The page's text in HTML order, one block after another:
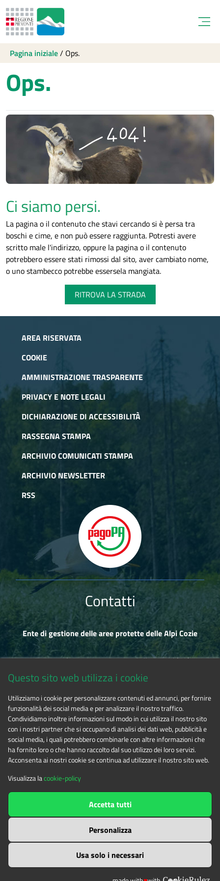
Pagina iniziale/ Ops.
Ops.
Ci siamo persi.
La pagina o il contenuto che stavi cercando si è persa tra
boschi e cime, e non può essere raggiunta. Potresti avere
scritto male l'indirizzo, oppure la pagina o il contenuto
potrebbero essere stati rimossi dal sito, aver cambiato nome,
o uno stambecco potrebbe essersela mangiata.
RITROVA LA STRADA
AREA RISERVATA
COOKIE
AMMINISTRAZIONE TRASPARENTE
PRIVACY E NOTE LEGALI
DICHIARAZIONE DI ACCESSIBILITÀ
RASSEGNA STAMPA
ARCHIVIO COMUNICATI STAMPA
ARCHIVIO NEWSLETTER
RSS
Contatti
Ente di gestione delle aree protette delle Alpi Cozie
Via Fransuà Fontan, 1 - 10050 Salbertrand (TO)
Tel. 0122.854720
E-mailalpicozie@cert.ruparpiemonte.it
The contents of this websitebyEnte di gestione delle aree
protette delle Alpi Cozieis licensed under
Attribution-NonCommercial-NoDerivatives 4.0 International
Questo sito web utilizza i cookie
Utilizziamo i cookie per personalizzare contenuti ed annunci, per fornire
funzionalità dei social media e per analizzare il nostro traffico.
Condividiamo inoltre informazioni sul modo in cui utilizza il nostro sito
con i nostri partner che si occupano di analisi dei dati web, pubblicità e
social media, i quali potrebbero combinarle con altre informazioni che
ha fornito loro o che hanno raccolto dal suo utilizzo dei loro servizi.
Acconsenta ai nostri cookie se continua ad utilizzare il nostro sito web.
Visualizza lacookie-policy
Usa solo i necessari
Personalizza
Accetta tutti